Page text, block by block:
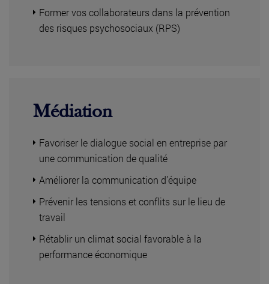
Former vos collaborateurs dans la prévention
des risques psychosociaux (RPS)
Médiation
Favoriser le dialogue social en entreprise par
une communication de qualité
Améliorer la communication d’équipe
Prévenir les tensions et conflits sur le lieu de
travail
Rétablir un climat social favorable à la
performance économique